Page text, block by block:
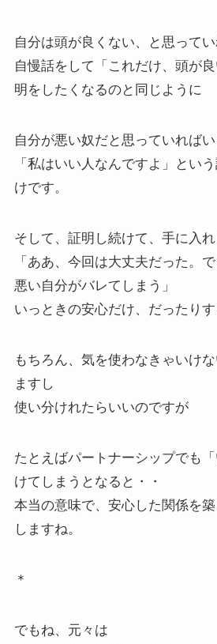
自分は頭が良くない、と思って
自慢話をして「これだけ、頭が
明をしたくなるのと同じように
自分が悪い奴だと思っていれば
「私はいい人なんですよ」とい
けです。
そして、証明し続けて、手に入れ
「ああ、今回は大丈夫だった。
悪い自分がバレてしまう」
いっときの安心だけ、だったりす
もちろん、気を使わなきゃいけ
ますし
使い分けれたらいいのですが
たとえばパートナーシップでも
けてしまうとなると・・
本当の意味で、安心した関係を
しますね。
＊
でもね、元々は